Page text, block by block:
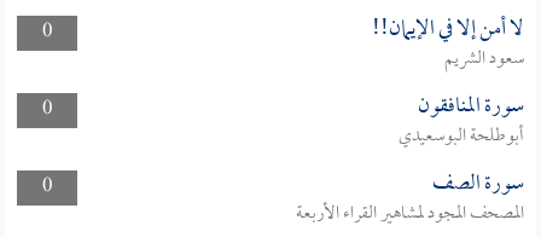
0
لا أمن إلا في الإيمان!!
سعود الشريم
0
سورة المنافقون
أبوطلحة البوسعيدي
0
سورة الصف
المصحف المجود لمشاهير القراء الأربعة